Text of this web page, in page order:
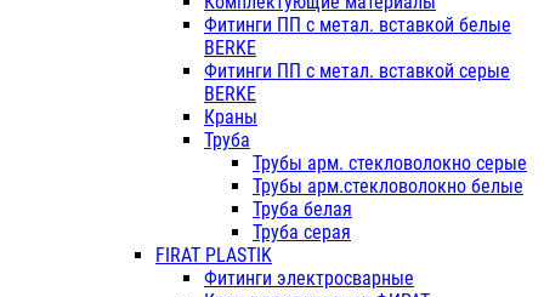
Фитинги ПП с метал. вставкой белые
BERKE
Фитинги ПП с метал. вставкой серые
BERKE
Краны
Труба
Трубы арм. стекловолокно серые
Трубы арм.стекловолокно белые
Труба белая
Труба серая
FIRAT PLASTIK
Фитинги электросварные